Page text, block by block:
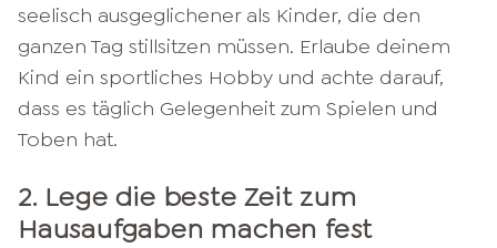
seelisch ausgeglichener als Kinder, die den
ganzen Tag stillsitzen müssen. Erlaube deinem
Kind ein sportliches Hobby und achte darauf,
dass es täglich Gelegenheit zum Spielen und
Toben hat.
2. Lege die beste Zeit zum
Hausaufgaben machen fest